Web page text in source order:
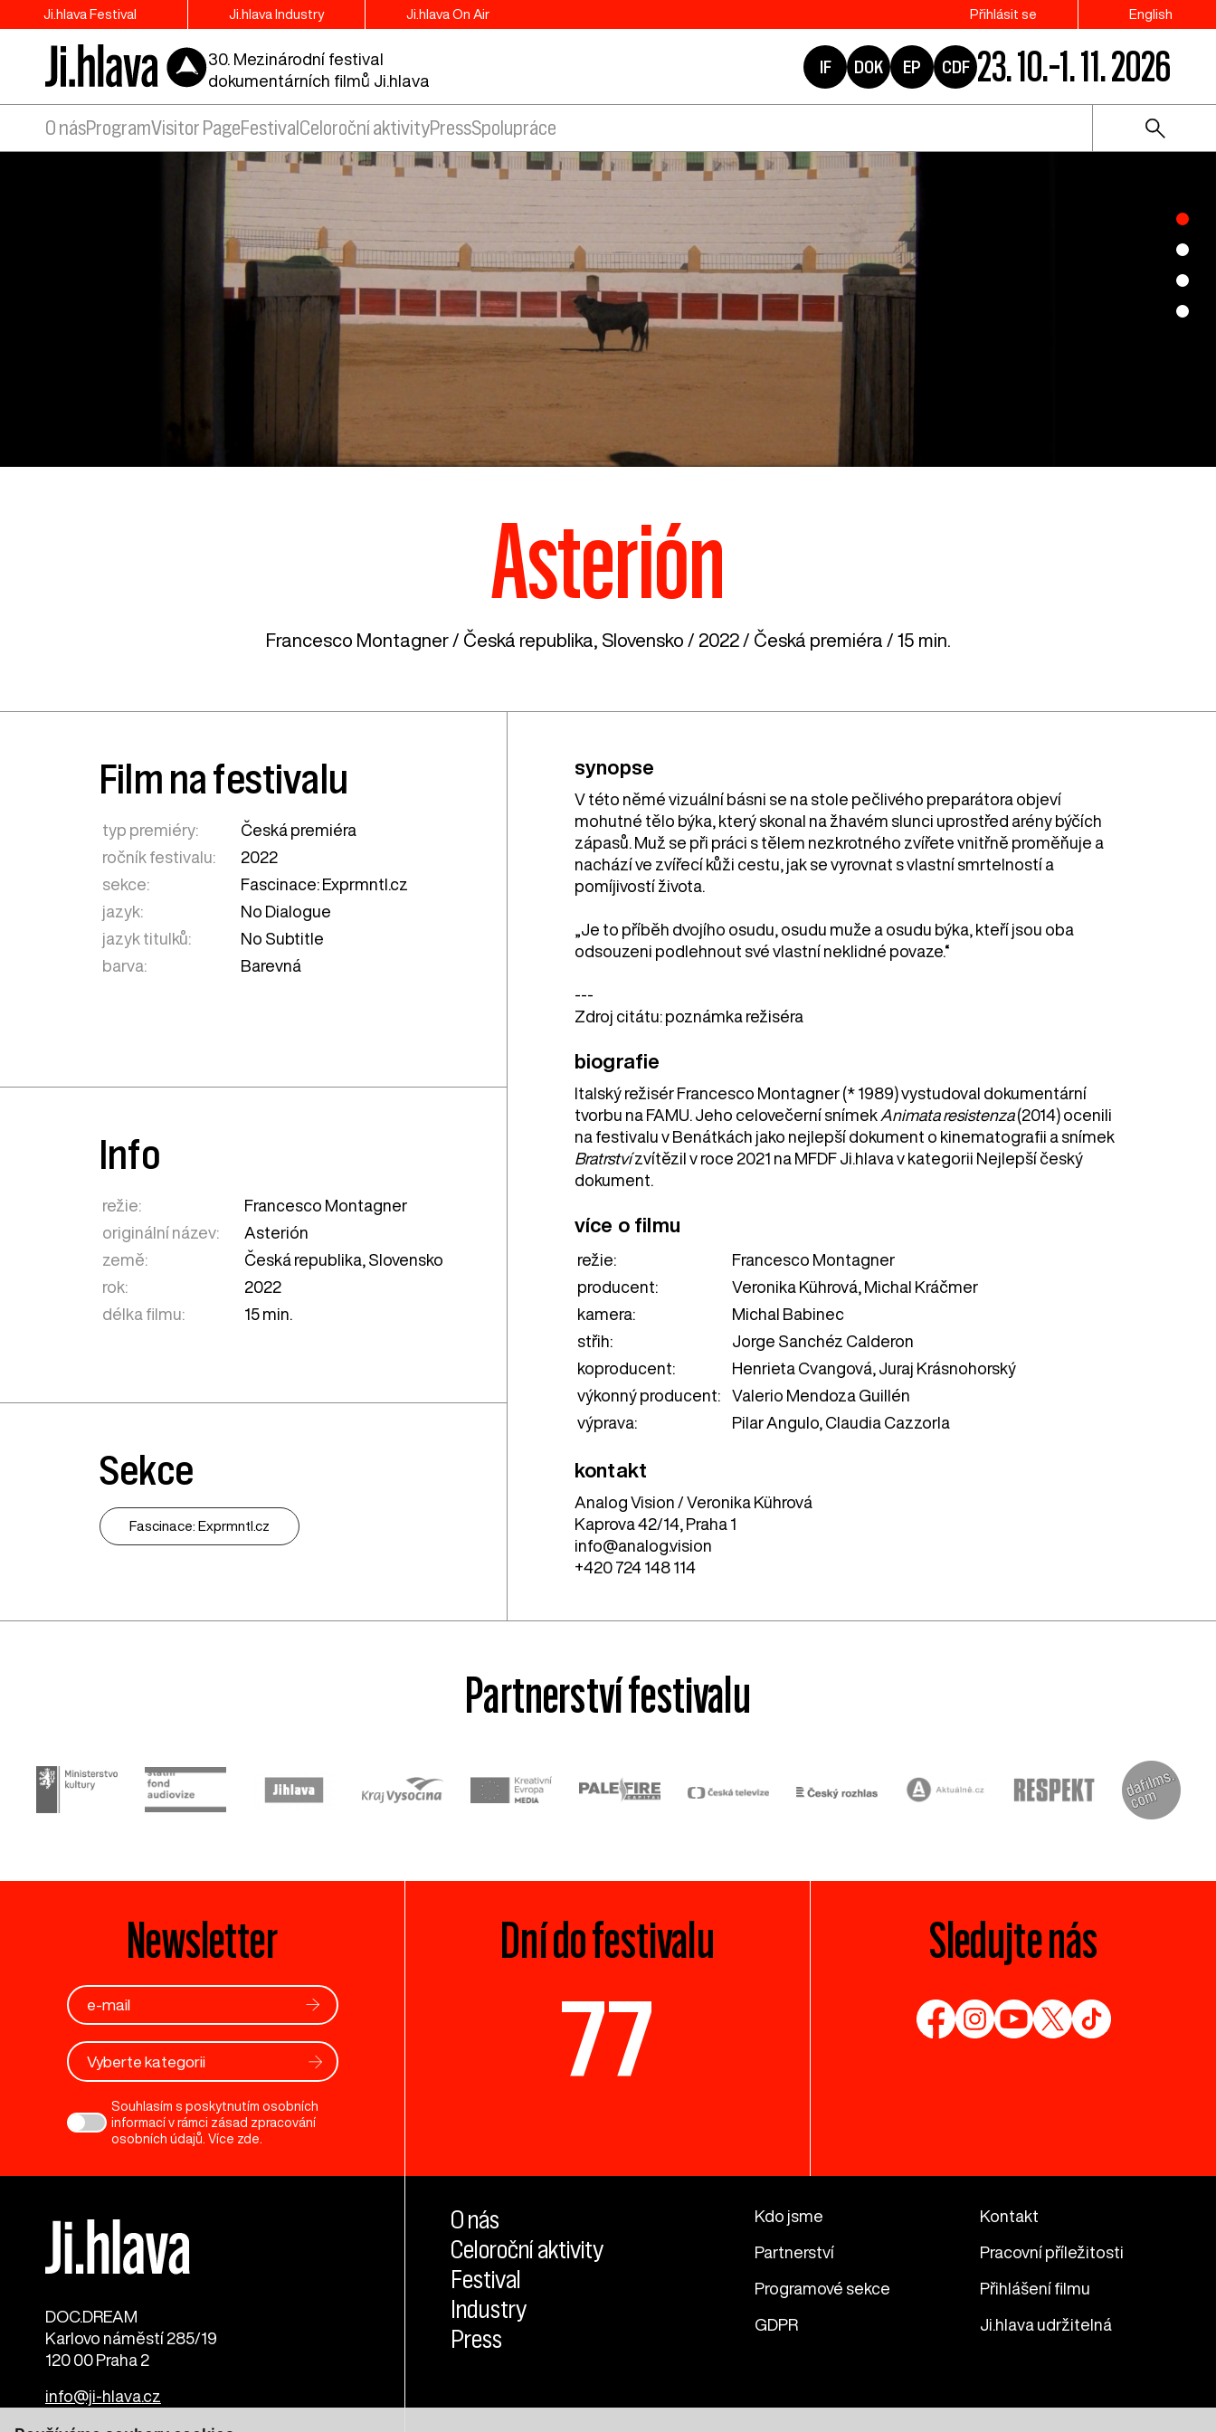
Ji.hlava Festival Ji.hlava Industry Ji.hlava On Air Přihlásit se English
30. Mezinárodní festival
dokumentárních filmů Ji.hlava
IF DOK EP CDF 23. 10.–1. 11. 2026
O násProgramVisitor PageFestival Celoroční aktivityPressSpolupráce
Asterión
Francesco Montagner / Česká republika Slovensko / 2022 / Česká premiéra / 15 min.
synopse
V této němé vizuální básni se na stole pečlivého preparátora objeví
mohutné tělo býka, který skonal na žhavém slunci uprostřed arény býčích
zápasů. Muž se při práci s tělem nezkrotného zvířete vnitřně proměňuje a
nachází ve zvířecí kůži cestu, jak se vyrovnat s vlastní smrtelností a
pomíjivostí života.
„Je to příběh dvojího osudu, osudu muže a osudu býka, kteří jsou oba
odsouzeni podlehnout své vlastní neklidné povaze.“
---
Zdroj citátu: poznámka režiséra
biografie
Italský režisér Francesco Montagner (* 1989) vystudoval dokumentární
tvorbu na FAMU. Jeho celovečerní snímek Animata resistenza(2014) ocenili
na festivalu v Benátkách jako nejlepší dokument o kinematografii a snímek
Bratrstvízvítězil v roce 2021 na MFDF Ji.hlava v kategorii Nejlepší český
dokument.
více o filmu
režie:
Francesco Montagner
producent:
Veronika Kührová, Michal Kráčmer
kamera:
Michal Babinec
střih:
Jorge Sanchéz Calderon
koproducent:
Henrieta Cvangová, Juraj Krásnohorský
výkonný producent:
Valerio Mendoza Guillén
výprava:
Pilar Angulo, Claudia Cazzorla
kontakt
Analog Vision / Veronika Kührová
Kaprova 42/14, Praha 1
info@analog.vision
+420 724 148 114
Film na festivalu
typ premiéry:
Česká premiéra
ročník festivalu:
2022
sekce:
Fascinace: Exprmntl.cz
jazyk:
No Dialogue
jazyk titulků:
No Subtitle
barva:
Barevná
Info
režie:
Francesco Montagner
originální název:
Asterión
země:
Česká republika Slovensko
rok:
2022
délka filmu:
15 min.
Sekce
Fascinace: Exprmntl.cz
Partnerství festivalu
Newsletter
Vyberte kategorii
Souhlasím s poskytnutím osobních
informací v rámci zásad zpracování
osobních údajů. Více zde
Dní do festivalu
77
Sledujte nás
DOC.DREAM​
Karlovo náměstí 285/19
120 00 Praha 2
info@ji-hlava.cz
O nás
Celoroční aktivity
Festival
Industry
Press
Kdo jsme Kontakt
Partnerství Pracovní příležitosti
Programové sekce Přihlášení filmu
GDPR Ji.hlava udržitelná